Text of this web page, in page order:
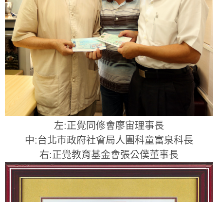
左:正覺同修會廖宙理事長
中:台北巿政府社會局人團科童富泉科長
右:正覺教育基金會張公僕董事長